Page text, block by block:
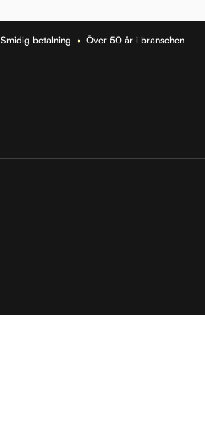
betalning •Över 50 år i branschen